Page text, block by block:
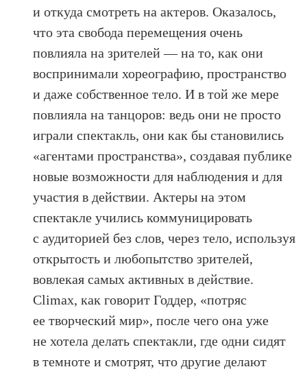
и откуда смотреть на актеров. Оказалось,
что эта свобода перемещения очень
повлияла на зрителей — на то, как они
воспринимали хореографию, пространство
и даже собственное тело. И в той же мере
повлияла на танцоров: ведь они не просто
играли спектакль, они как бы становились
«агентами пространства», создавая публике
новые возможности для наблюдения и для
участия в действии. Актеры на этом
спектакле учились коммуницировать
с аудиторией без слов, через тело, используя
открытость и любопытство зрителей,
вовлекая самых активных в действие.
Climax, как говорит Годдер, «потряс
ее творческий мир», после чего она уже
не хотела делать спектакли, где одни сидят
в темноте и смотрят, что другие делают